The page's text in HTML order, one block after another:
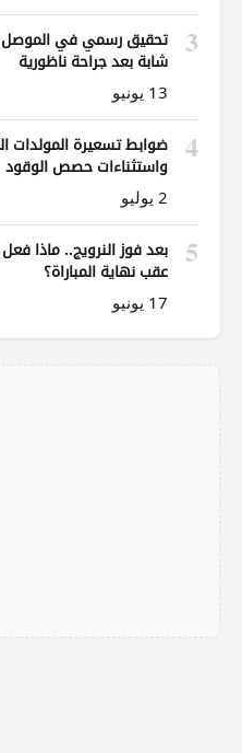
3
تحقيق رسمي في الموصل
شابة بعد جراحة ناظورية
13 يونيو
4
ضوابط تسعيرة المولدات
واستثناءات حصص الوقود
2 يوليو
5
بعد فوز النرويج.. ماذا
عقب نهاية المباراة؟
17 يونيو